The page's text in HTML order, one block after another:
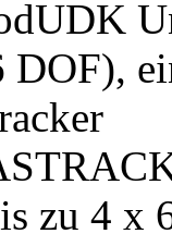
zu 4 x